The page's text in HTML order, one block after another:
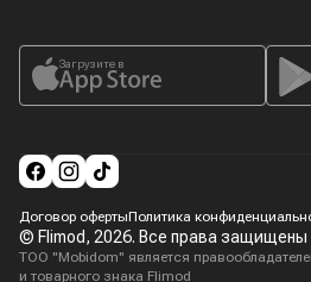
Загрузите в
Договор офертыПолитика
© Flimod, 2026. Все права защищены
ТОО "Mobidom" является
и товарного знака Flimod